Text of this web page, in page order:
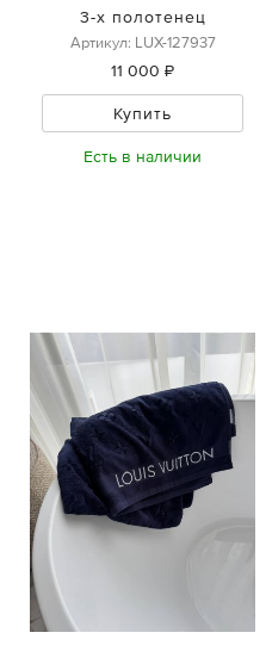
3-х полотенец
Артикул: LUX-127937
11 000 ₽
Купить
Есть в наличии